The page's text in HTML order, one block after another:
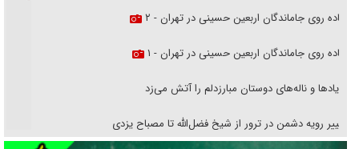
پیاده روی جاماندگان اربعین حسینی در تهران - ۲
پیاده روی جاماندگان اربعین حسینی در تهران - ۱
فریاد‌ها و ناله‌های دوستان مبارزدلم را آتش می‌زد
تغییر رویه دشمن در ترور از شیخ فضل‌الله تا مصباح یزدی